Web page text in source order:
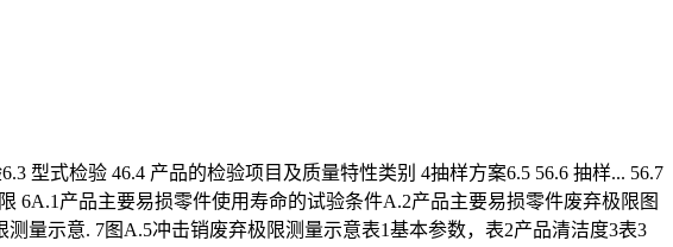
型式检验 46.4 产品的检验项目及质量特性类别 4抽样方案6.5 56.6 抽样... 56.7
6A.1产品主要易损零件使用寿命的试验条件A.2产品主要易损零件废弃极限图
量示意. 7图A.5冲击销废弃极限测量示意表1基本参数，表2产品清洁度3表3